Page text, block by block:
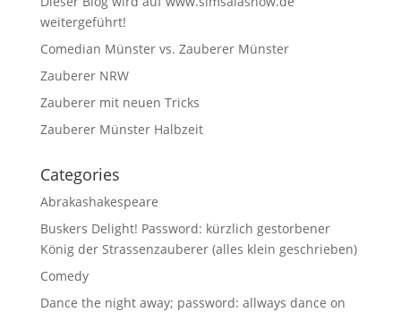
weitergeführt!
Comedian Münster vs. Zauberer Münster
Zauberer NRW
Zauberer mit neuen Tricks
Zauberer Münster Halbzeit
Categories
Abrakashakespeare
Buskers Delight! Password: kürzlich gestorbener
König der Strassenzauberer (alles klein geschrieben)
Comedy
Dance the night away; password: allways dance on